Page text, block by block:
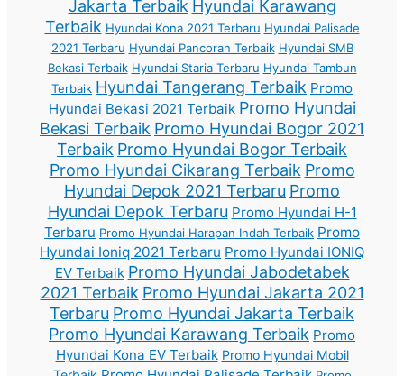
Jakarta Terbaik Hyundai Karawang
Terbaik Hyundai Kona 2021 Terbaru Hyundai Palisade
2021 Terbaru Hyundai Pancoran Terbaik Hyundai SMB
Bekasi Terbaik Hyundai Staria Terbaru Hyundai Tambun
Terbaik Hyundai Tangerang Terbaik Promo
Hyundai Bekasi 2021 Terbaik Promo Hyundai
Bekasi Terbaik Promo Hyundai Bogor 2021
Terbaik Promo Hyundai Bogor Terbaik
Promo Hyundai Cikarang Terbaik Promo
Hyundai Depok 2021 Terbaru Promo
Hyundai Depok Terbaru Promo Hyundai H-1
Terbaru Promo Hyundai Harapan Indah Terbaik Promo
Hyundai Ioniq 2021 Terbaru Promo Hyundai IONIQ
EV Terbaik Promo Hyundai Jabodetabek
2021 Terbaik Promo Hyundai Jakarta 2021
Terbaru Promo Hyundai Jakarta Terbaik
Promo Hyundai Karawang Terbaik Promo
Hyundai Kona EV Terbaik Promo Hyundai Mobil